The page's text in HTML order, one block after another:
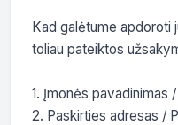
Kad galėtume apdoroti
toliau pateiktos
1. Įmonės pavadinimas
2. Paskirties adresas /